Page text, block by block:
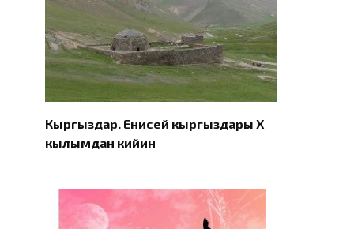
Кыргыздар. Eнисей кыргыздары X
кылымдан кийин